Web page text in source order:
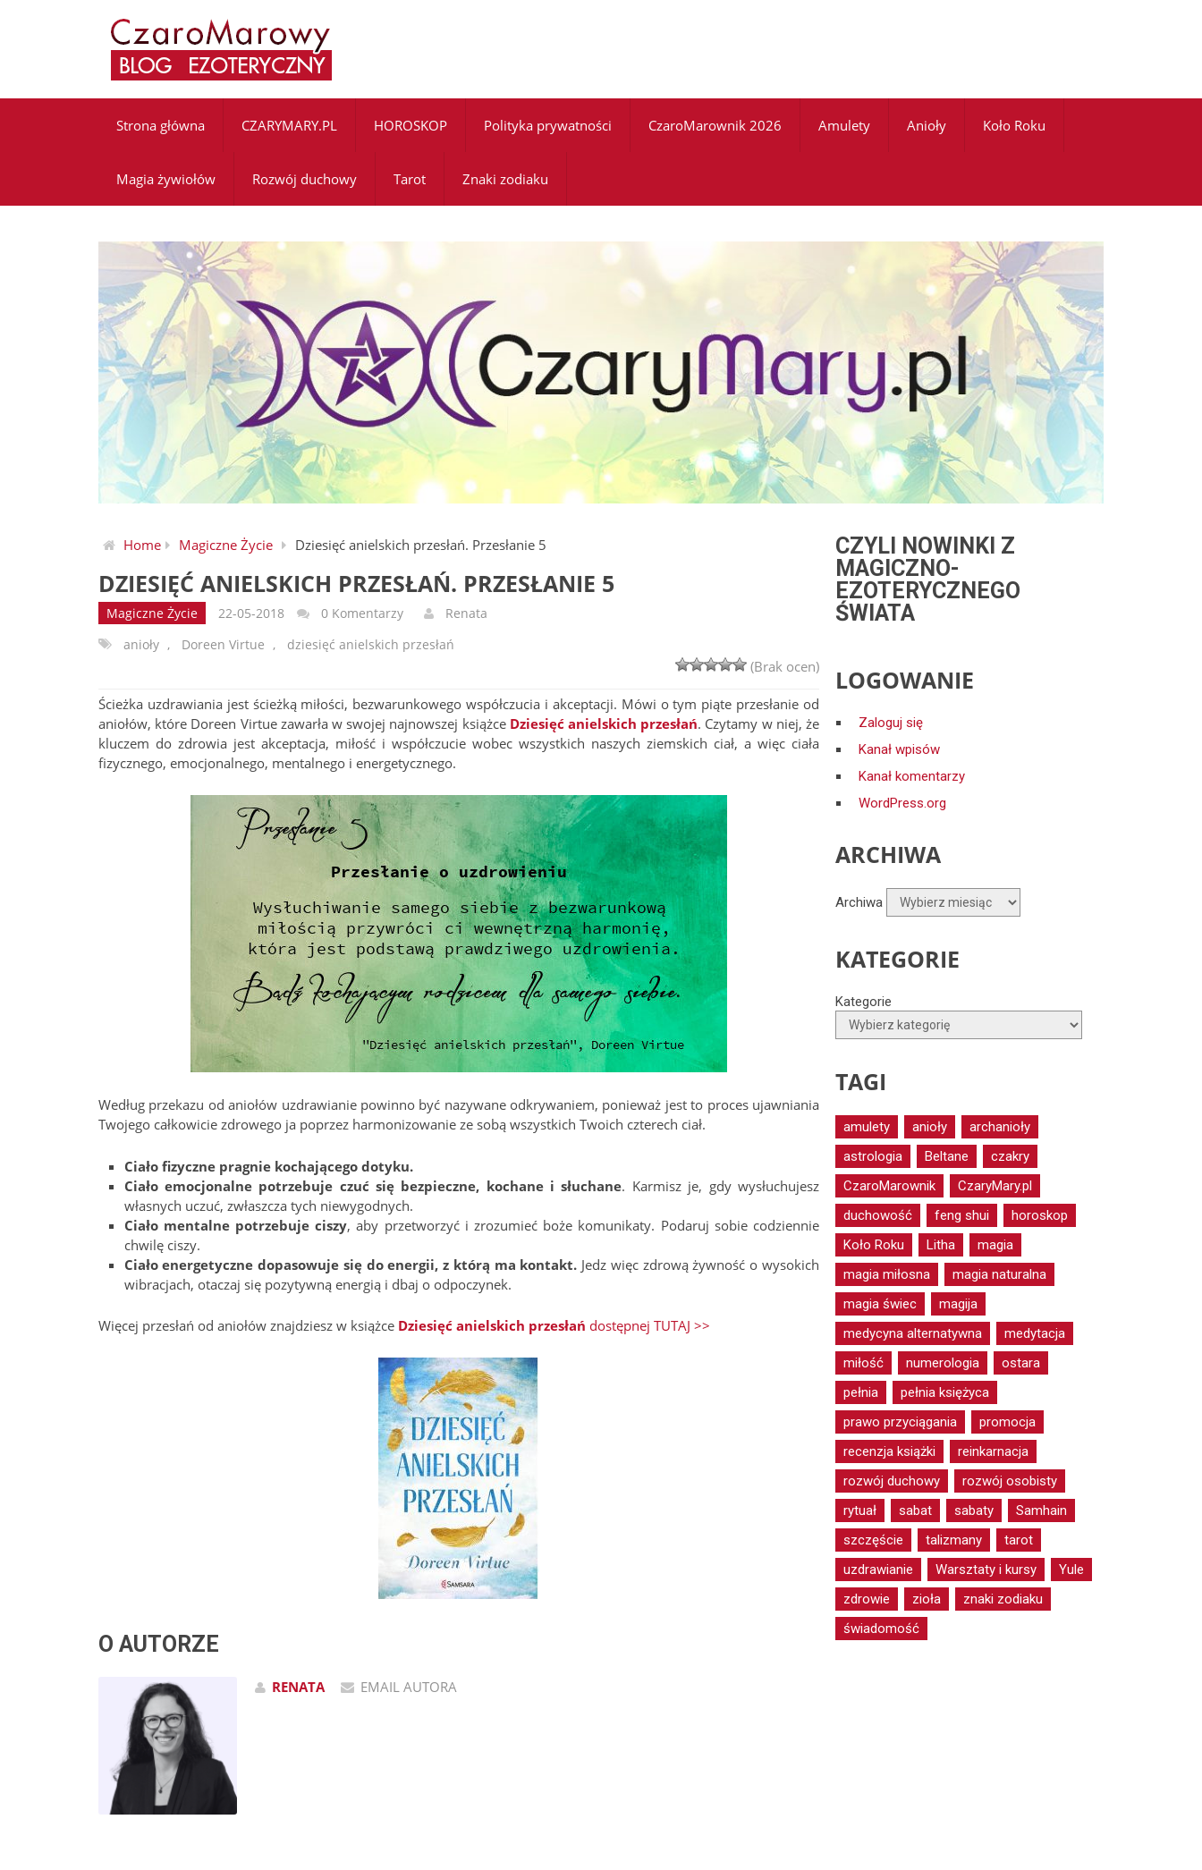
Strona główna CZARYMARY.PL HOROSKOP Polityka prywatności CzaroMarownik 2026 Amulety Anioły Koło Roku
Magia żywiołów Rozwój duchowy Tarot Znaki zodiaku
Home Magiczne Życie Dziesięć anielskich przesłań. Przesłanie 5
DZIESIĘĆ ANIELSKICH PRZESŁAŃ. PRZESŁANIE 5
Magiczne Życie 22-05-2018 0 Komentarzy
Renata
anioły , Doreen Virtue , dziesięć anielskich przesłań
(Brak ocen)
Ścieżka uzdrawiania jest ścieżką miłości, bezwarunkowego współczucia i akceptacji. Mówi o tym piąte przesłanie od
aniołów, które Doreen Virtue zawarła w swojej najnowszej książce Dziesięć anielskich przesłań. Czytamy w niej, że
kluczem do zdrowia jest akceptacja, miłość i współczucie wobec wszystkich naszych ziemskich ciał, a więc ciała
fizycznego, emocjonalnego, mentalnego i energetycznego.
Według przekazu od aniołów uzdrawianie powinno być nazywane odkrywaniem, ponieważ jest to proces ujawniania
Twojego całkowicie zdrowego ja poprzez harmonizowanie ze sobą wszystkich Twoich czterech ciał.
Ciało fizyczne pragnie kochającego dotyku.
Ciało emocjonalne potrzebuje czuć się bezpieczne, kochane i słuchane. Karmisz je, gdy wysłuchujesz
własnych uczuć, zwłaszcza tych niewygodnych.
Ciało mentalne potrzebuje ciszy, aby przetworzyć i zrozumieć boże komunikaty. Podaruj sobie codziennie
chwilę ciszy.
Ciało energetyczne dopasowuje się do energii, z którą ma kontakt. Jedz więc zdrową żywność o wysokich
wibracjach, otaczaj się pozytywną energią i dbaj o odpoczynek.
Więcej przesłań od aniołów znajdziesz w książce Dziesięć anielskich przesłań dostępnej TUTAJ >>
O AUTORZE
RENATA EMAIL AUTORA
CZYLI NOWINKI Z
MAGICZNO-
EZOTERYCZNEGO
ŚWIATA
LOGOWANIE
Zaloguj się
Kanał wpisów
Kanał komentarzy
WordPress.org
ARCHIWA
Archiwa
KATEGORIE
Kategorie
TAGI
amulety anioły
archanioły
astrologia
Beltane
czakry
CzaroMarownik
CzaryMary.pl
duchowość
feng shui
horoskop
Koło Roku
Litha
magia
magia miłosna
magia naturalna
magia świec
magija
medycyna alternatywna
medytacja
miłość
numerologia
ostara
pełnia
pełnia księżyca
prawo przyciągania
promocja
recenzja książki
reinkarnacja
rozwój duchowy
rozwój osobisty
rytuał
sabat sabaty
Samhain
szczęście
talizmany
tarot
uzdrawianie
Warsztaty i kursy
Yule
zdrowie
zioła
znaki zodiaku
świadomość